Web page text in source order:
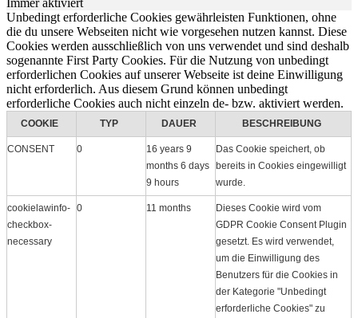
Unbedingt erforderliche Cookies gewährleisten Funktionen, ohne
die du unsere Webseiten nicht wie vorgesehen nutzen kannst. Diese
Cookies werden ausschließlich von uns verwendet und sind deshalb
sogenannte First Party Cookies. Für die Nutzung von unbedingt
erforderlichen Cookies auf unserer Webseite ist deine Einwilligung
nicht erforderlich. Aus diesem Grund können unbedingt
erforderliche Cookies auch nicht einzeln de- bzw. aktiviert werden.
COOKIE TYP DAUER BESCHREIBUNG
CONSENT 0
16 years 9
months 6 days
9 hours
Das Cookie speichert, ob
bereits in Cookies eingewilligt
wurde.
cookielawinfo-
checkbox-
necessary
0 11 months
Dieses Cookie wird vom
GDPR Cookie Consent Plugin
gesetzt. Es wird verwendet,
um die Einwilligung des
Benutzers für die Cookies in
der Kategorie "Unbedingt
erforderliche Cookies" zu